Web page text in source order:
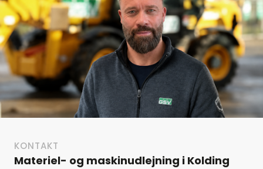
KONTAKT
Materiel- og maskinudlejning i Kolding